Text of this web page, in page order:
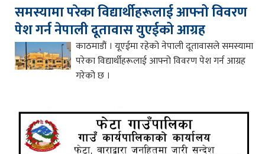
समस्यामा परेका विद्यार्थीहरूलाई आफ्नो विवरण
पेश गर्न नेपाली दूतावास युएईको आग्रह
काठमाडौं । यूएईमा रहेको नेपाली दूतावासले समस्यामा
परेका विद्यार्थीहरूलाई आफ्नो विवरण पेश गर्न आग्रह
गरेको छ ।